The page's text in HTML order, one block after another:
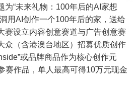
为“未来礼物：100年后的AI家想
用AI创作一个100年后的家，送给
赛设立内容创意赛道与广告创意赛
众（含港澳台地区）招募优质创作
或品牌商品作为核心创作元
赛作品，单人最高可得10万元现金